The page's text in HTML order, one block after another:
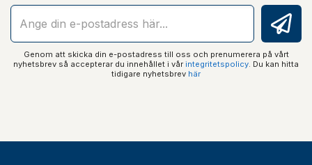
Genom att skicka din e-postadress till oss och prenumerera på vårt
nyhetsbrev så accepterar du innehållet i vår integritetspolicy. Du kan hitta
tidigare nyhetsbrev här